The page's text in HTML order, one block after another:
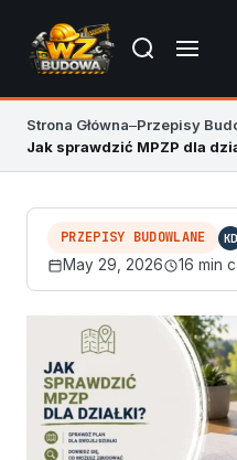
Strona Główna–Przepisy
PRZEPISY BUDOWLANE KD
May 29, 2026
16 min